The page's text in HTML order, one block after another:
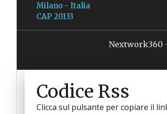
Milano - Italia
CAP 20133
Nextwork360 -
Codice Rss
Clicca sul pulsante per copiare il